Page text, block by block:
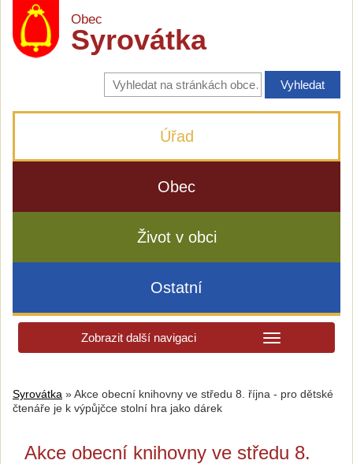
Obec
Syrovátka
Vyhledávání
na
stránkách
Úřad
Obec
Život v obci
Ostatní
Zobrazit další navigaci
Syrovátka » Akce obecní knihovny ve středu 8. října - pro dětské
čtenáře je k výpůjčce stolní hra jako dárek
Akce obecní knihovny ve středu 8.